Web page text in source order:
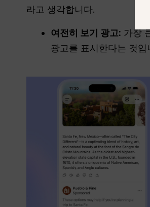
라고 생각합니다.
여전히 보기 광고: 가장
광고를 표시한다는 것